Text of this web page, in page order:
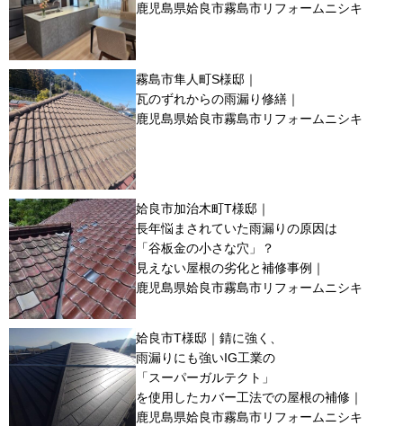
鹿児島県姶良市霧島市リフォームニシキ
霧島市隼人町S様邸｜
瓦のずれからの雨漏り修繕｜
鹿児島県姶良市霧島市リフォームニシキ
姶良市加治木町T様邸｜
長年悩まされていた雨漏りの原因は
「谷板金の小さな穴」？
見えない屋根の劣化と補修事例｜
鹿児島県姶良市霧島市リフォームニシキ
姶良市T様邸｜錆に強く、
雨漏りにも強いIG工業の
「スーパーガルテクト」
を使用したカバー工法での屋根の補修｜
鹿児島県姶良市霧島市リフォームニシキ